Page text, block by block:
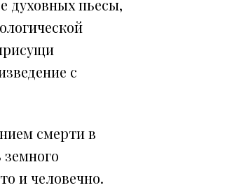
духовных пьесы,
с
смерти в
и человечно.